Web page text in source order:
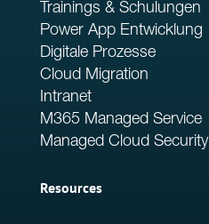
Trainings & Schulungen
Power App Entwicklung
Digitale Prozesse
Cloud Migration
Intranet
M365 Managed Service
Managed Cloud Security
Resources